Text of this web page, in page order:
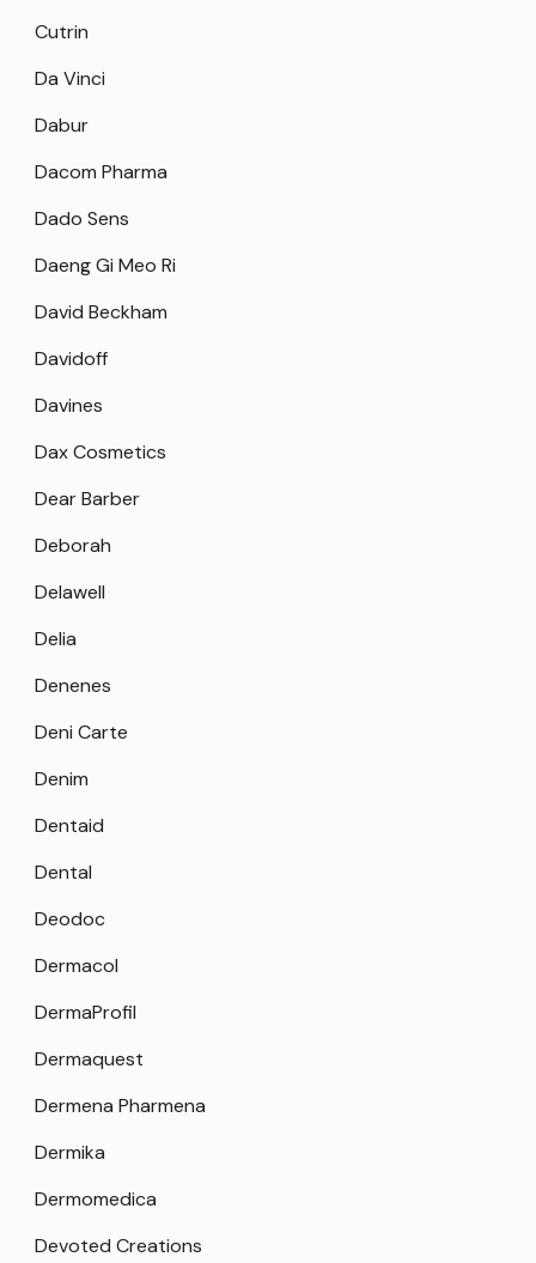
Cutrin
Da Vinci
Dabur
Dacom Pharma
Dado Sens
Daeng Gi Meo Ri
David Beckham
Davidoff
Davines
Dax Cosmetics
Dear Barber
Deborah
Delawell
Delia
Denenes
Deni Carte
Denim
Dentaid
Dental
Deodoc
Dermacol
DermaProfil
Dermaquest
Dermena Pharmena
Dermika
Dermomedica
Devoted Creations